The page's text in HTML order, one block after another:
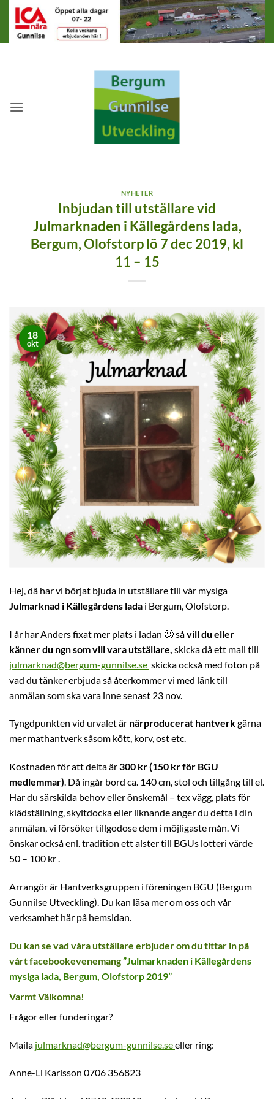
Skip
content
NYHETER
Inbjudan till utställare vid
Julmarknaden i Källegårdens lada,
Bergum, Olofstorp lö 7 dec 2019, kl
11 – 15
18
okt
Hej, då har vi börjat bjuda in utställare till vår mysiga
Julmarknad i Källegårdens lada i Bergum, Olofstorp.
I år har Anders fixat mer plats i ladan 🙂 såvill du eller
känner du ngn som vill vara utställare, skicka då ett mail till
julmarknad@bergum-gunnilse.se skicka också med foton på
vad du tänker erbjuda så återkommer vi med länk till
anmälan som ska vara inne senast 23 nov.
Tyngdpunkten vid urvalet är närproducerat hantverkgärna
mer mathantverk såsom kött, korv, ost etc.
Kostnaden för att delta är300 kr (150 kr för BGU
medlemmar). Då ingår bord ca. 140 cm, stol och tillgång till el.
Har du särskilda behov eller önskemål – tex vägg, plats för
klädställning, skyltdocka eller liknande anger du detta i din
anmälan, vi försöker tillgodose dem i möjligaste mån. Vi
önskar också enl. tradition ett alster till BGUs lotteri värde
50 – 100 kr .
Arrangör är Hantverksgruppen i föreningen BGU (Bergum
Gunnilse Utveckling). Du kan läsa mer om oss och vår
verksamhet här på hemsidan.
Du kan se vad våra utställare erbjuder om du tittar in på
vårt facebookevenemang”Julmarknaden i Källegårdens
mysiga lada, Bergum, Olofstorp 2019”
Varmt Välkomna!
Frågor eller funderingar?
Maila julmarknad@bergum-gunnilse.seeller ring:
Anne-Li Karlsson 0706 356823